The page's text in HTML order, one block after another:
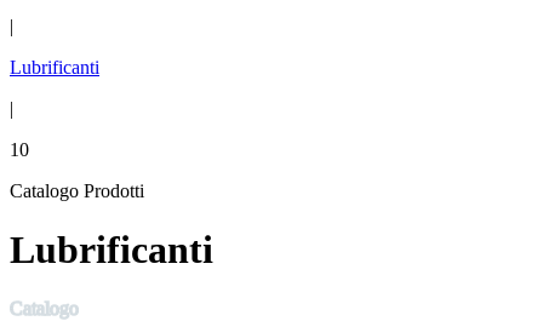
|
Lubrificanti
|
10
Catalogo Prodotti
Lubrificanti
Catalogo